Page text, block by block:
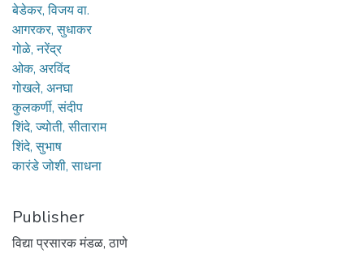
बेडेकर, विजय वा.
आगरकर, सुधाकर
गोळे, नरेंद्र
ओक, अरविंद
गोखले, अनघा
कुलकर्णी, संदीप
शिंदे, ज्योती, सीताराम
शिंदे, सुभाष
कारंडे जोशी, साधना
Publisher
विद्या प्रसारक मंडळ, ठाणे